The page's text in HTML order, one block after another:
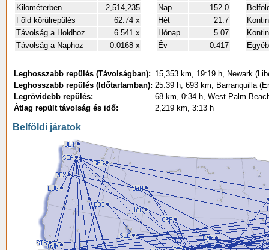
Kilométerben
2,514,235
Föld körülrepülés
62.74 x
Távolság a Holdhoz
6.541 x
Távolság a Naphoz
0.0168 x
Nap
152.0
Hét
21.7
Hónap
5.07
Év
0.417
Leghosszabb repülés (Távolságban): 15,353 km, 19:19 h, Newark
Leghosszabb repülés (Időtartamban): 25:39 h, 693 km, Barranquilla
Legrövidebb repülés:
68 km, 0:34 h, West Palm
Átlag repült távolság és idő:
2,219 km, 3:13 h
Belföldi járatok